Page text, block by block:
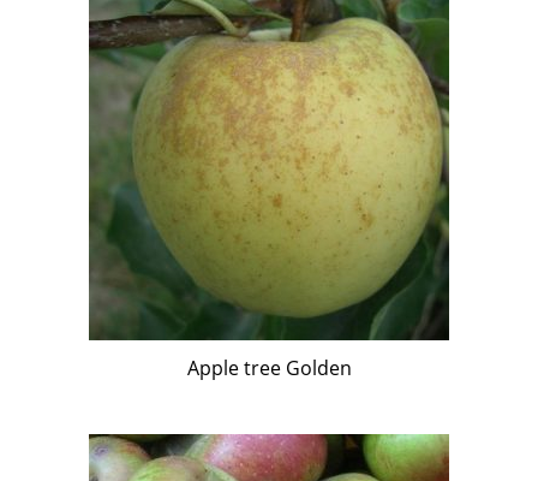
Apple tree Golden